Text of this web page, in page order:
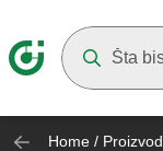
Home /